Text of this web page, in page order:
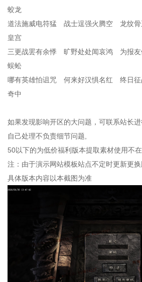
蛟龙
道法施威电符猛 战士逞强火腾空 龙纹
皇宫
三更战罢有余悸 旷野处处闻哀鸿 为报
蜈蚣
哪有英雄怕诅咒 何来好汉惧名红 终日
奇中
如果发现影响开区的大问题，可联系站长
自己处理不负责细节问题,
50以下的为低价福利版本提取素材使用不
注：由于演示网站模板站点不定时更新更换
具体版本内容以本截图为准